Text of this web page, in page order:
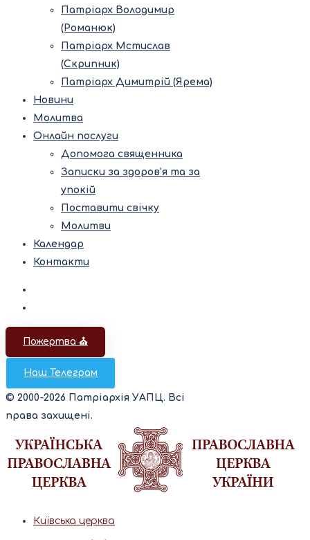
Патріарх Володимир
(Романюк)
Патріарх Мстислав
(Скрипник)
Патріарх Димитрій (Ярема)
Новини
Молитва
Онлайн послуги
Допомога священника
Записки за здоров’я та за
упокій
Поставити свічку
Молитви
Календар
Контакти
Пожертва ⛪️
Наш Телеграм
© 2000-2026 Патріархія УАПЦ. Всі
права захищені.
Київська церква